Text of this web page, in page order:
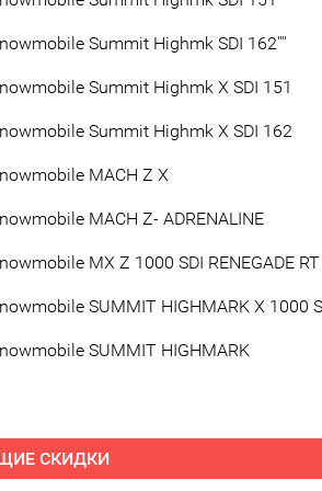
Summit Highmk SDI 162''''
Summit Highmk X SDI 151
Summit Highmk X SDI 162
MACH Z X
MACH Z- ADRENALINE
MX Z 1000 SDI RENEGADE RT
SUMMIT HIGHMARK X 1000
SUMMIT HIGHMARK
СКИДКИ